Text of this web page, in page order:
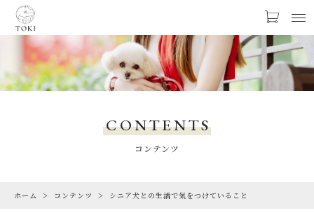
お気に入り LOGIN
CHECKED PRODUCTS
CONTENTS
コンテンツ
ホーム コンテンツ シニア犬との生活で気をつけていること